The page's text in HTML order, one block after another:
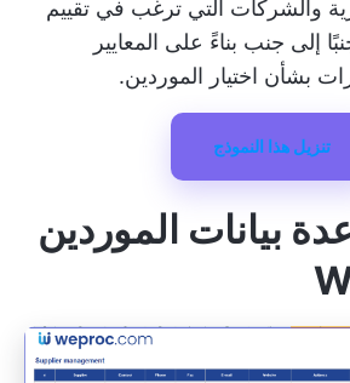
والشركات التي ترغب في تقييم
إلى جنب بناءً على المعايير
بشأن اختيار الموردين.
تنزيل هذا النموذج
بيانات الموردين